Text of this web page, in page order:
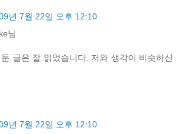
년 7월 22일 오후 12:10
님
글은 잘 읽었습니다. 저와 생각이 비슷하신
년 7월 22일 오후 12:10